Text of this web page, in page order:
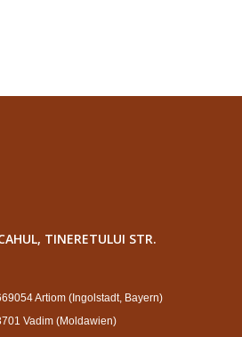
TINERETULUI STR.
Artiom (Ingolstadt, Bayern)
Vadim (Moldawien)